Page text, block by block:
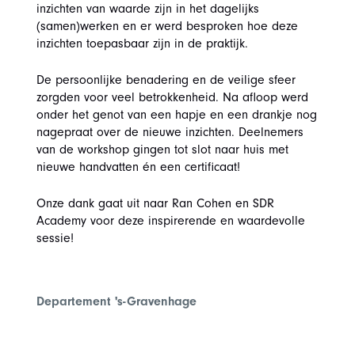
inzichten van waarde zijn in het dagelijks
(samen)werken en er werd besproken hoe deze
inzichten toepasbaar zijn in de praktijk.
De persoonlijke benadering en de veilige sfeer
zorgden voor veel betrokkenheid. Na afloop werd
onder het genot van een hapje en een drankje nog
nagepraat over de nieuwe inzichten. Deelnemers
van de workshop gingen tot slot naar huis met
nieuwe handvatten én een certificaat!
Onze dank gaat uit naar Ran Cohen en SDR
Academy voor deze inspirerende en waardevolle
sessie!
Departement 's-Gravenhage